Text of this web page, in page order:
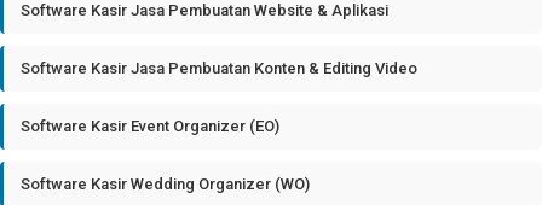
Software Kasir Jasa Pembuatan Website & Aplikasi
Software Kasir Jasa Pembuatan Konten & Editing Video
Software Kasir Event Organizer (EO)
Software Kasir Wedding Organizer (WO)